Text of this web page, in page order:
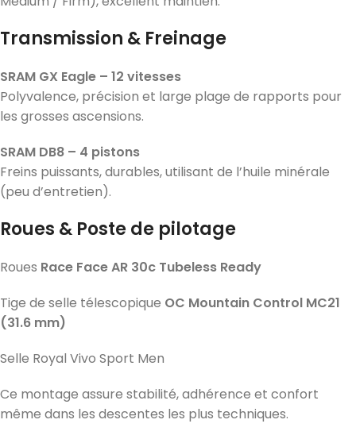
Transmission & Freinage
SRAM GX Eagle – 12 vitesses
Polyvalence, précision et large plage de rapports pour
les grosses ascensions.
SRAM DB8 – 4 pistons
Freins puissants, durables, utilisant de l’huile minérale
(peu d’entretien).
Roues & Poste de pilotage
Roues Race Face AR 30c Tubeless Ready
Tige de selle télescopique OC Mountain Control MC21
(31.6 mm)
Selle Royal Vivo Sport Men
Ce montage assure stabilité, adhérence et confort
même dans les descentes les plus techniques.